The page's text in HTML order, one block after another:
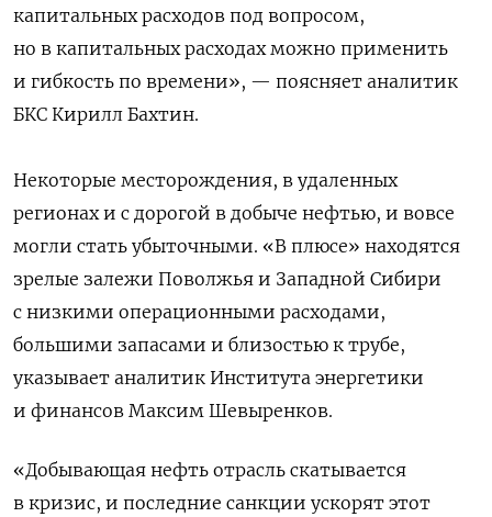
капитальных расходов под вопросом,
но в капитальных расходах можно применить
и гибкость по времени», — поясняет аналитик
БКС Кирилл Бахтин.
Некоторые месторождения, в удаленных
регионах и с дорогой в добыче нефтью, и вовсе
могли стать убыточными. «В плюсе» находятся
зрелые залежи Поволжья и Западной Сибири
с низкими операционными расходами,
большими запасами и близостью к трубе,
указывает аналитик Института энергетики
и финансов Максим Шевыренков.
«Добывающая нефть отрасль скатывается
в кризис, и последние санкции ускорят этот